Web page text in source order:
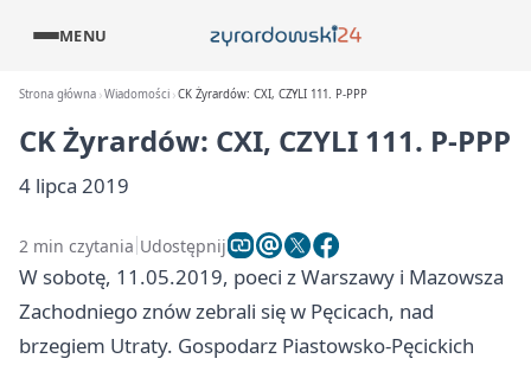
MENU
Strona główna Wiadomości CK Żyrardów: CXI, CZYLI 111. P-PPP
CK Żyrardów: CXI, CZYLI 111. P-PPP
4 lipca 2019
2 min czytania Udostępnij
W sobotę, 11.05.2019, poeci z Warszawy i Mazowsza
Zachodniego znów zebrali się w Pęcicach, nad
brzegiem Utraty. Gospodarz Piastowsko-Pęcickich